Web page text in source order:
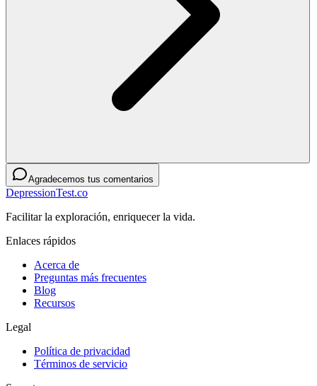
Agradecemos tus comentarios
DepressionTest.co
Facilitar la exploración, enriquecer la vida.
Enlaces rápidos
Acerca de
Preguntas más frecuentes
Blog
Recursos
Legal
Política de privacidad
Términos de servicio